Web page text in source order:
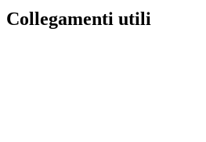
Collegamenti utili